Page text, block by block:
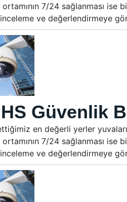
7/24 sağlanması
ve değerlendirmeye
Güvenlik
en değerli yerler
7/24 sağlanması
ve değerlendirmeye